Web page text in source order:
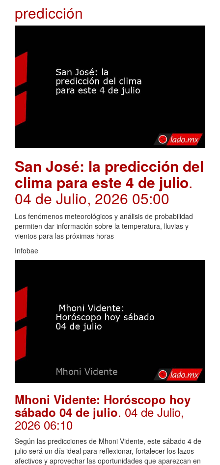
predicción
San José: la predicción del
clima para este 4 de julio.
04 de Julio, 2026 05:00
Los fenómenos meteorológicos y análisis de probabilidad
permiten dar información sobre la temperatura, lluvias y
vientos para las próximas horas
Infobae
Mhoni Vidente: Horóscopo hoy
sábado 04 de julio. 04 de Julio,
2026 06:10
Según las predicciones de Mhoni Vidente, este sábado 4 de
julio será un día ideal para reflexionar, fortalecer los lazos
afectivos y aprovechar las oportunidades que aparezcan en